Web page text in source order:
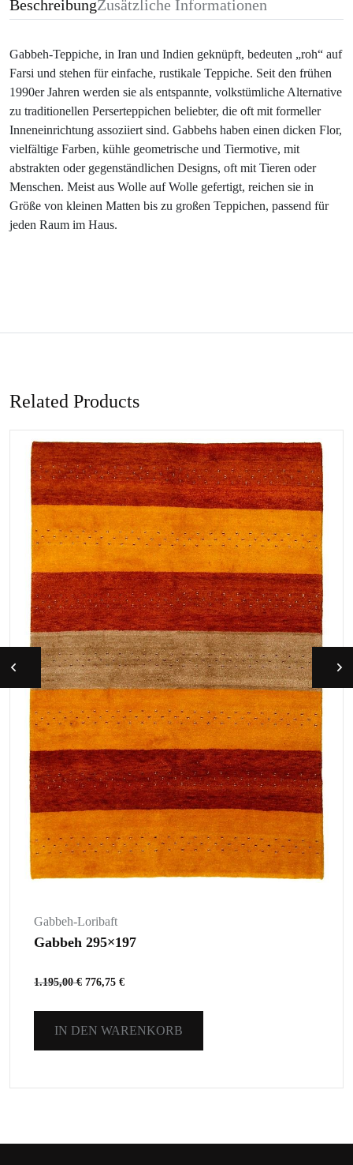
BeschreibungZusätzliche Informationen
Gabbeh-Teppiche, in Iran und Indien geknüpft, bedeuten „roh“ auf
Farsi und stehen für einfache, rustikale Teppiche. Seit den frühen
1990er Jahren werden sie als entspannte, volkstümliche Alternative
zu traditionellen Perserteppichen beliebter, die oft mit formeller
Inneneinrichtung assoziiert sind. Gabbehs haben einen dicken Flor,
vielfältige Farben, kühle geometrische und Tiermotive, mit
abstrakten oder gegenständlichen Designs, oft mit Tieren oder
Menschen. Meist aus Wolle auf Wolle gefertigt, reichen sie in
Größe von kleinen Matten bis zu großen Teppichen, passend für
jeden Raum im Haus.
Related Products
Gabbeh-Loribaft
Gabbeh 295×197
1.195,00€ 776,75 €
IN DEN WARENKORB